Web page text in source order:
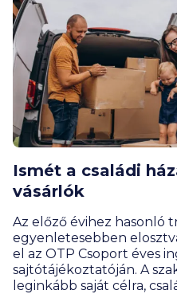
Ismét a családi
vásárlók
Az előző évihez hasonló
egyenletesebben
el az OTP Csoport éves
sajtótájékoztatóján. A
leginkább saját célra,